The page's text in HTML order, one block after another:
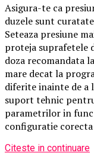
Asigura-te ca
duzele sunt
Seteaza presiune
proteja suprafetele
doza recomandata
mare decat la
diferite inainte de a
suport tehnic
parametrilor in
configuratie
Citeste in continuare